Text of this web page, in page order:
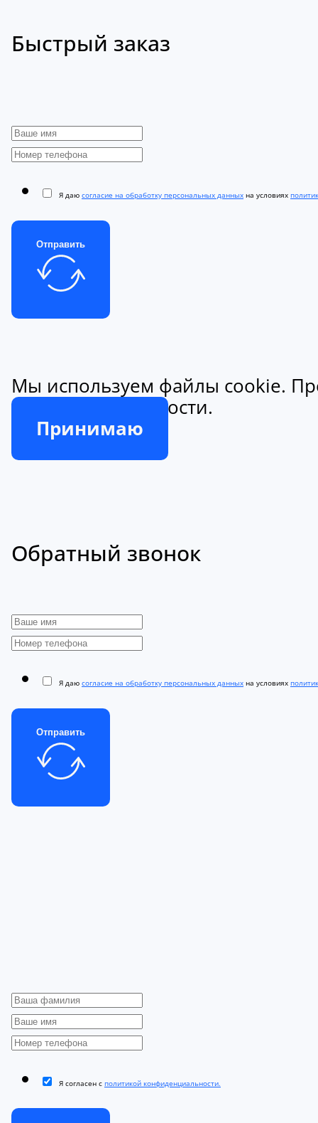
Быстрый заказ
Я даю согласие на обработку персональных данных на условиях
Отправить
Мы используем файлы cookie.
конфиденциальности.
Принимаю
Обратный звонок
Я даю согласие на обработку персональных данных на условиях
Отправить
Я согласен с политикой конфиденциальности.